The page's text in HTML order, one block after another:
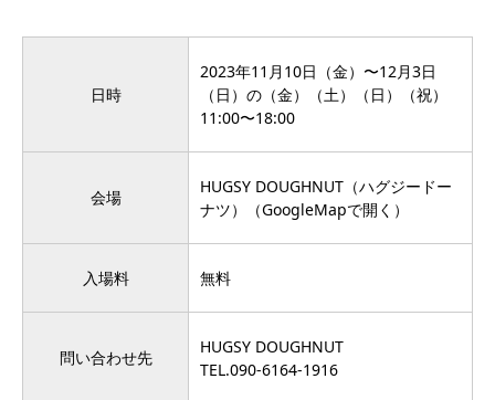
日時
2023年11月10日（金）〜12月3日
（日）の（金）（土）（日）（祝）
11:00〜18:00
会場
HUGSY DOUGHNUT（ハグジードー
ナツ）（GoogleMapで開く ）
入場料 無料
問い合わせ先
HUGSY DOUGHNUT
TEL.090-6164-1916